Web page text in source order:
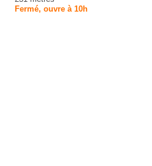
Fermé, ouvre à 10h